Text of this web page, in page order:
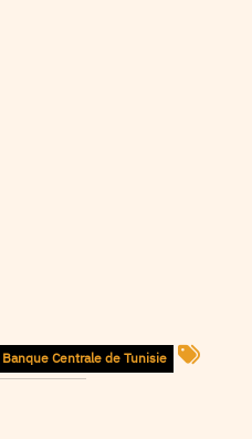
Banque Centrale de Tunisie